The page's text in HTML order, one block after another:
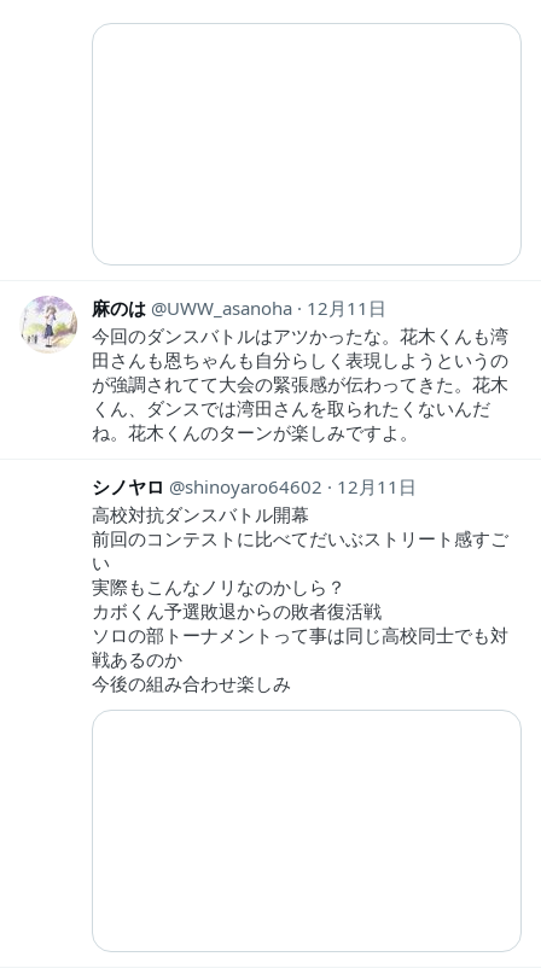
麻のは UWW_asanoha
12月11日
今回のダンスバトルはアツかったな。花木くんも湾
田さんも恩ちゃんも自分らしく表現しようというの
が強調されてて大会の緊張感が伝わってきた。花木
くん、ダンスでは湾田さんを取られたくないんだ
ね。花木くんのターンが楽しみですよ。
シノヤロ shinoyaro64602
12月11日
高校対抗ダンスバトル開幕
前回のコンテストに比べてだいぶストリート感すご
い
実際もこんなノリなのかしら？
カボくん予選敗退からの敗者復活戦
ソロの部トーナメントって事は同じ高校同士でも対
戦あるのか
今後の組み合わせ楽しみ